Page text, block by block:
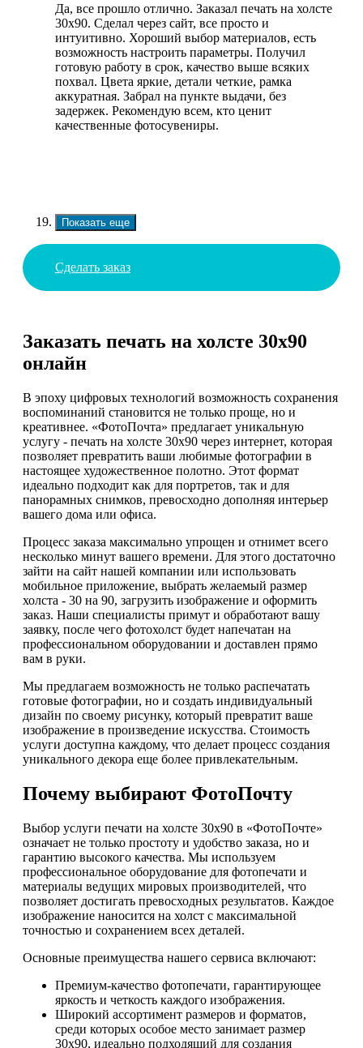
Да, все прошло отлично. Заказал печать на холсте
30х90. Сделал через сайт, все просто и
интуитивно. Хороший выбор материалов, есть
возможность настроить параметры. Получил
готовую работу в срок, качество выше всяких
похвал. Цвета яркие, детали четкие, рамка
аккуратная. Забрал на пункте выдачи, без
задержек. Рекомендую всем, кто ценит
качественные фотосувениры.
Показать еще
Сделать заказ
Заказать печать на холсте 30х90
онлайн
В эпоху цифровых технологий возможность сохранения
воспоминаний становится не только проще, но и
креативнее. «ФотоПочта» предлагает уникальную
услугу - печать на холсте 30х90 через интернет, которая
позволяет превратить ваши любимые фотографии в
настоящее художественное полотно. Этот формат
идеально подходит как для портретов, так и для
панорамных снимков, превосходно дополняя интерьер
вашего дома или офиса.
Процесс заказа максимально упрощен и отнимет всего
несколько минут вашего времени. Для этого достаточно
зайти на сайт нашей компании или использовать
мобильное приложение, выбрать желаемый размер
холста - 30 на 90, загрузить изображение и оформить
заказ. Наши специалисты примут и обработают вашу
заявку, после чего фотохолст будет напечатан на
профессиональном оборудовании и доставлен прямо
вам в руки.
Мы предлагаем возможность не только распечатать
готовые фотографии, но и создать индивидуальный
дизайн по своему рисунку, который превратит ваше
изображение в произведение искусства. Стоимость
услуги доступна каждому, что делает процесс создания
уникального декора еще более привлекательным.
Почему выбирают ФотоПочту
Выбор услуги печати на холсте 30х90 в «ФотоПочте»
означает не только простоту и удобство заказа, но и
гарантию высокого качества. Мы используем
профессиональное оборудование для фотопечати и
материалы ведущих мировых производителей, что
позволяет достигать превосходных результатов. Каждое
изображение наносится на холст с максимальной
точностью и сохранением всех деталей.
Основные преимущества нашего сервиса включают:
Премиум-качество фотопечати, гарантирующее
яркость и четкость каждого изображения.
Широкий ассортимент размеров и форматов,
среди которых особое место занимает размер
30х90, идеально подходящий для создания